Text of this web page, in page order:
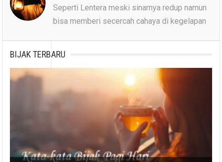
Seperti Lentera meski sinarnya redup namun
bisa memberi secercah cahaya di kegelapan
BIJAK TERBARU